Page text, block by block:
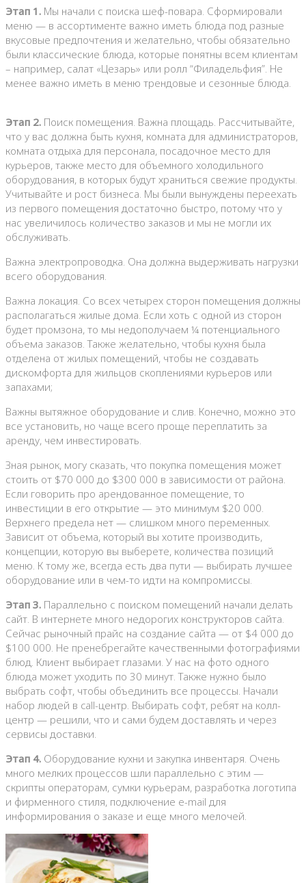
Этап 1. Мы начали с поиска шеф-повара. Сформировали
меню — в ассортименте важно иметь блюда под разные
вкусовые предпочтения и желательно, чтобы обязательно
были классические блюда, которые понятны всем клиентам
– например, салат «Цезарь» или ролл “Филадельфия”. Не
менее важно иметь в меню трендовые и сезонные блюда.
Этап 2. Поиск помещения. Важна площадь. Рассчитывайте,
что у вас должна быть кухня, комната для администраторов,
комната отдыха для персонала, посадочное место для
курьеров, также место для объемного холодильного
оборудования, в которых будут храниться свежие продукты.
Учитывайте и рост бизнеса. Мы были вынуждены переехать
из первого помещения достаточно быстро, потому что у
нас увеличилось количество заказов и мы не могли их
обслуживать.
Важна электропроводка. Она должна выдерживать нагрузки
всего оборудования.
Важна локация. Со всех четырех сторон помещения должны
располагаться жилые дома. Если хоть с одной из сторон
будет промзона, то мы недополучаем ¼ потенциального
объема заказов. Также желательно, чтобы кухня была
отделена от жилых помещений, чтобы не создавать
дискомфорта для жильцов скоплениями курьеров или
запахами;
Важны вытяжное оборудование и слив. Конечно, можно это
все установить, но чаще всего проще переплатить за
аренду, чем инвестировать.
Зная рынок, могу сказать, что покупка помещения может
стоить от $70 000 до $300 000 в зависимости от района.
Если говорить про арендованное помещение, то
инвестиции в его открытие — это минимум $20 000.
Верхнего предела нет — слишком много переменных.
Зависит от объема, который вы хотите производить,
концепции, которую вы выберете, количества позиций
меню. К тому же, всегда есть два пути — выбирать лучшее
оборудование или в чем-то идти на компромиссы.
Этап 3. Параллельно с поиском помещений начали делать
сайт. В интернете много недорогих конструкторов сайта.
Сейчас рыночный прайс на создание сайта — от $4 000 до
$100 000. Не пренебрегайте качественными фотографиями
блюд. Клиент выбирает глазами. У нас на фото одного
блюда может уходить по 30 минут. Также нужно было
выбрать софт, чтобы объединить все процессы. Начали
набор людей в call-центр. Выбирать софт, ребят на колл-
центр — решили, что и сами будем доставлять и через
сервисы доставки.
Этап 4. Оборудование кухни и закупка инвентаря. Очень
много мелких процессов шли параллельно с этим —
скрипты операторам, сумки курьерам, разработка логотипа
и фирменного стиля, подключение e-mail для
информирования о заказе и еще много мелочей.